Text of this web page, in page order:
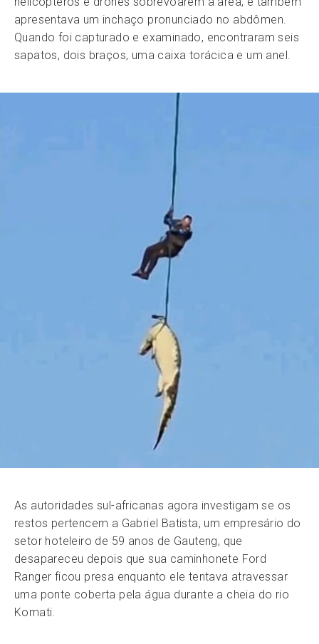
apresentava um inchaço pronunciado no abdômen.
Quando foi capturado e examinado, encontraram seis
sapatos, dois braços, uma caixa torácica e um anel.
As autoridades sul-africanas agora investigam se os
restos pertencem a Gabriel Batista, um empresário do
setor hoteleiro de 59 anos de Gauteng, que
desapareceu depois que sua caminhonete Ford
Ranger ficou presa enquanto ele tentava atravessar
uma ponte coberta pela água durante a cheia do rio
Komati.